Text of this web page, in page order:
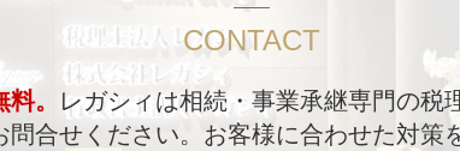
CONTACT
。
レガシィは相続・事業承継専門の税
合せください。 お客様に合わせた対策